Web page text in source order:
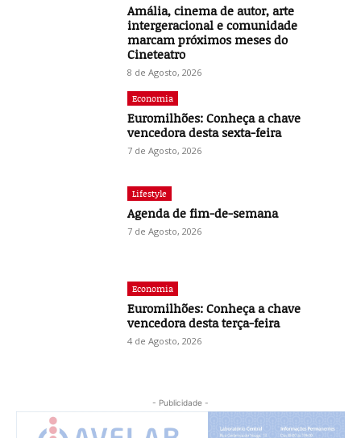
Amália, cinema de autor, arte
intergeracional e comunidade
marcam próximos meses do
Cineteatro
8 de Agosto, 2026
Economia
Euromilhões: Conheça a chave
vencedora desta sexta-feira
7 de Agosto, 2026
Lifestyle
Agenda de fim-de-semana
7 de Agosto, 2026
Economia
Euromilhões: Conheça a chave
vencedora desta terça-feira
4 de Agosto, 2026
- Publicidade -